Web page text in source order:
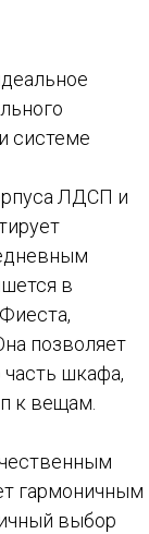
системе
ЛДСП и
в
позволяет
шкафа,
к вещам.
гармоничным
выбор